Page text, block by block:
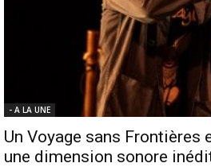
- A LA UNE
Un Voyage sans Frontières
une dimension sonore